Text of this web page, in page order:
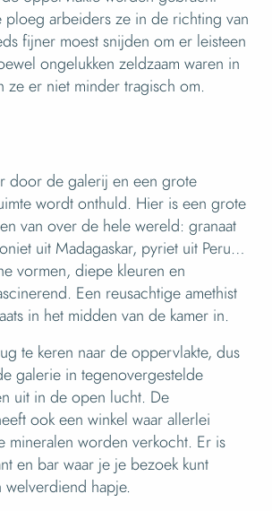
ploeg arbeiders ze in de richting van
fijner moest snijden om er leisteen
ongelukken zeldzaam waren in
ze er niet minder tragisch om.
door de galerij en een grote
wordt onthuld. Hier is een grote
van over de hele wereld: granaat
uit Madagaskar, pyriet uit Peru…
vormen, diepe kleuren en
Een reusachtige amethist
in het midden van de kamer in.
te keren naar de oppervlakte, dus
galerie in tegenovergestelde
uit in de open lucht. De
ook een winkel waar allerlei
mineralen worden verkocht. Er is
en bar waar je je bezoek kunt
welverdiend hapje.